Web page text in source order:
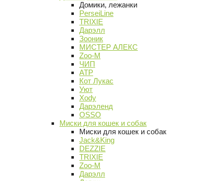
Домики, лежанки
PerseiLine
TRIXIE
Дарэлл
Зооник
МИСТЕР АЛЕКС
Zoo-M
ЧИП
АТР
Кот Лукас
Уют
Xody
Дарэленд
OSSO
Миски для кошек и собак
Миски для кошек и собак
Jack&King
DEZZIE
TRIXIE
Zoo-M
Дарэлл